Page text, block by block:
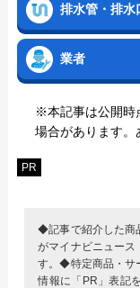
排水管・排水
業者
※本記事は公開時
場合があります。
PR
◆記事で紹介した商
がマイナビニュース
す。◆特定商品・サ
情報に「PR」表記